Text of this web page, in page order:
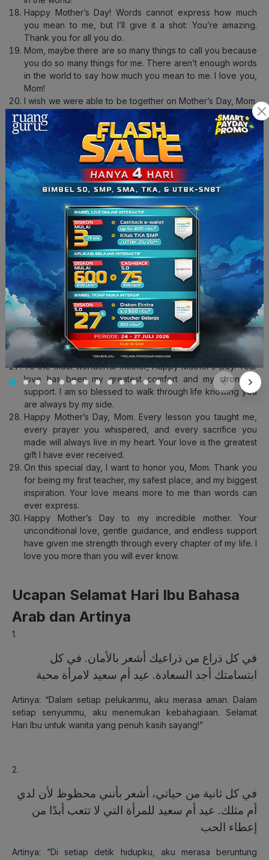
Happy Mother’s Day! Words cannot express how much
you mean to me, but I’ll give it a shot: You’re amazing.
Thank you for all you do.
Mom, maybe there are so many things to call you because
you do so many things for me. There aren’t enough words
in the world to say how much you mean to me. I love you,
Mom!
I wish we were able to be together on Mother’s Day, Mom.
Please know I’m thinking of you today, and every day I am
thankful for all you’ve done for me. I love you!
I cannot imagine what it was like to put up with all my
escapades throughout the years, but you’ve done it with
grace and patience. Thank you for loving me and putting
up with me! Wishing you a Happy Mother’s Day, Mom!
Roses are red, violets are blue, don’t know how I was so
lucky to get a mom like you!
Happy Mother’s Day to the most wonderful woman in the
world. Your unwavering love, support, and guidance have
been a constant source of inspiration and strength.
Mom, you’re like a superhero, but better because you
don’t need a cape to save the day! Happy Mother’s Day!
To the world you may be one person, but to our family,
you are the world. Thank you for being the best mom
ever! Happy Mother’s Day!
Happy Mother’s Day. Thank you for your endless love,
patience, and sacrifices. Your strength and kindness have
shaped who I am today, and I am forever grateful to have
you as my mother.
To the most wonderful mother, Happy Mother’s Day. Your
love has been my greatest comfort and my strongest
support. I am so blessed to walk through life knowing you
are always by my side.
Happy Mother’s Day, Mom. Every lesson you taught me,
every prayer you whispered, and every sacrifice you
made will always live in my heart. Your love is the greatest
gift I have ever received.
On this special day, I want to honor you, Mom. Thank you
for being my first teacher, my safest place, and my biggest
inspiration. Your love means more to me than words can
ever express.
Happy Mother’s Day to my incredible mother. Your
unconditional love, gentle guidance, and endless support
have given me strength through every chapter of my life. I
love you more than you will ever know.
Ucapan Selamat Hari Ibu Bahasa
Arab dan Artinya
1.
في كل ذراع من ذراعيك أشعر بالأمان. في كل
ابتسامتك أجد السعادة. عيد أم سعيد لامرأة محبة
Artinya: “Dalam setiap pelukanmu, aku merasa aman. Dalam
setiap senyummu, aku menemukan kebahagiaan. Selamat
Hari Ibu untuk wanita yang penuh kasih sayang!”
2.
في كل ثانية من حياتي، أشعر بأنني محظوظ لأن لدي
أم مثلك. عيد أم سعيد للمرأة التي لا تتعب أبدًا من
إعطاء الحب
Artinya: “Di setiap detik hidupku, aku merasa beruntung